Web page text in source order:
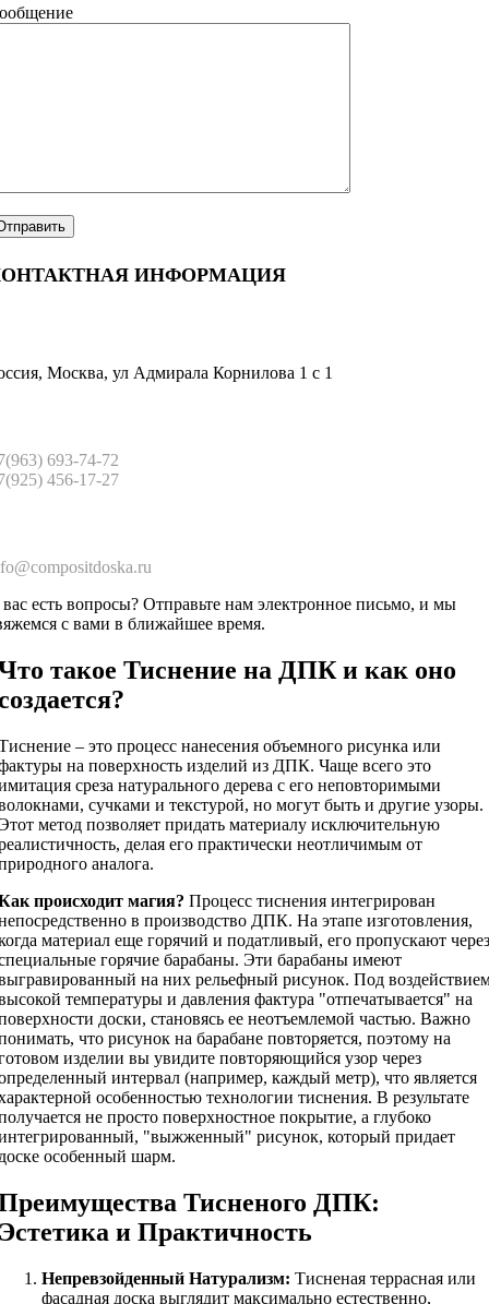
ИНФОРМАЦИЯ
Москва, ул Адмирала Корнилова 1 с 1
693-74-72
456-17-27
есть вопросы? Отправьте нам электронное письмо, и мы
с вами в ближайшее время.
такое Тиснение на ДПК и как оно
– это процесс нанесения объемного рисунка или
на поверхность изделий из ДПК. Чаще всего это
среза натурального дерева с его неповторимыми
сучками и текстурой, но могут быть и другие узоры.
метод позволяет придать материалу исключительную
делая его практически неотличимым от
аналога.
происходит магия? Процесс тиснения интегрирован
в производство ДПК. На этапе изготовления,
материал еще горячий и податливый, его пропускают через
горячие барабаны. Эти барабаны имеют
на них рельефный рисунок. Под
температуры и давления фактура "отпечатывается" на
доски, становясь ее неотъемлемой частью. Важно
что рисунок на барабане повторяется, поэтому на
изделии вы увидите повторяющийся узор через
интервал (например, каждый метр), что является
особенностью технологии тиснения. В результате
не просто поверхностное покрытие, а глубоко
"выжженный" рисунок, который придает
особенный шарм.
Тисненого ДПК:
и Практичность
Непревзойденный Натурализм: Тисненая террасная или
фасадная доска выглядит максимально естественно,